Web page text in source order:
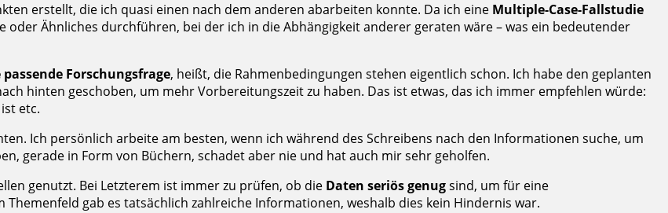
erstellt, die ich quasi einen nach dem anderen abarbeiten konnte. Da ich eine Multiple-Case-Fallstudie
Ähnliches durchführen, bei der ich in die Abhängigkeit anderer geraten wäre – was ein bedeutender
Forschungsfrage, heißt, die Rahmenbedingungen stehen eigentlich schon. Ich habe den geplanten
hinten geschoben, um mehr Vorbereitungszeit zu haben. Das ist etwas, das ich immer empfehlen würde:
etc.
Ich persönlich arbeite am besten, wenn ich während des Schreibens nach den Informationen suche, um
gerade in Form von Büchern, schadet aber nie und hat auch mir sehr geholfen.
genutzt. Bei Letzterem ist immer zu prüfen, ob die Daten seriös genugsind, um für eine
Themenfeld gab es tatsächlich zahlreiche Informationen, weshalb dies kein Hindernis war.